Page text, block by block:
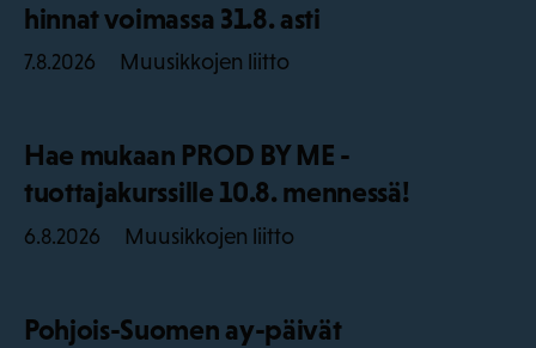
hinnat voimassa 31.8. asti
7.8.2026 Muusikkojen liitto
Hae mukaan PROD BY ME -
tuottajakurssille 10.8. mennessä!
6.8.2026 Muusikkojen liitto
Pohjois-Suomen ay-päivät